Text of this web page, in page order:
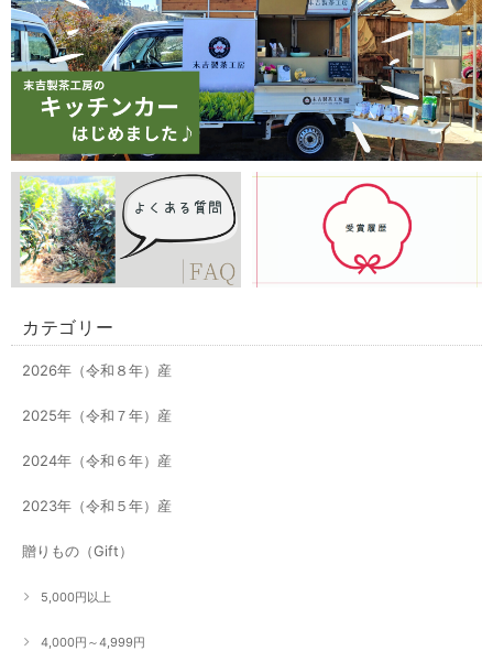
カテゴリー
2026年（令和８年）産
2025年（令和７年）産
2024年（令和６年）産
2023年（令和５年）産
贈りもの（Gift）
5,000円以上
4,000円～4,999円